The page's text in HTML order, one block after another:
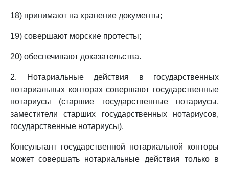
18) принимают на хранение документы;
19) совершают морские протесты;
20) обеспечивают доказательства.
2. Нотариальные действия в государственных
нотариальных конторах совершают государственные
нотариусы (старшие государственные нотариусы,
заместители старших государственных нотариусов,
государственные нотариусы).
Консультант государственной нотариальной конторы
может совершать нотариальные действия только в